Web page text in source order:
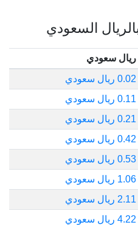
السعودي
ريال سعودي
0.02 ريال سعودي
0.11 ريال سعودي
0.21 ريال سعودي
0.42 ريال سعودي
0.53 ريال سعودي
1.06 ريال سعودي
2.11 ريال سعودي
4.22 ريال سعودي